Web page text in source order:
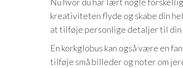
Nu hvor du har lært nogle
kreativiteten flyde og skabe din
at tilføje personlige detaljer til din
En korkglobus kan også være en
tilføje små billeder og noter om